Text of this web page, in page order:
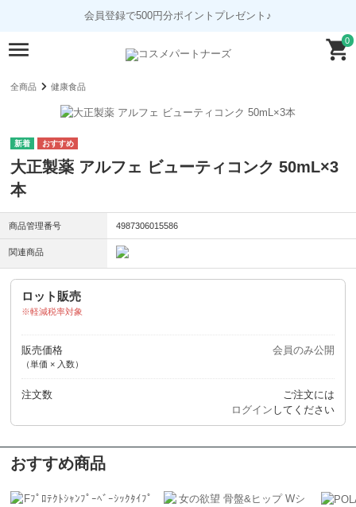
会員登録で500円分ポイントプレゼント♪
0
全商品 健康食品
大正製薬 アルフェ ビューティコンク 50mL×3
本
商品管理番号 4987306015586
関連商品
ロット販売
軽減税率対象
販売価格
（単価 × 入数）
会員のみ公開
注文数
ご注文には
ログイン してください
おすすめ商品